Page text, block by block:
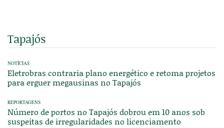
Tapajós
NOTÍCIAS
Eletrobras contraria plano energético e retoma projetos
para erguer megausinas no Tapajós
REPORTAGENS
Número de portos no Tapajós dobrou em 10 anos sob
suspeitas de irregularidades no licenciamento